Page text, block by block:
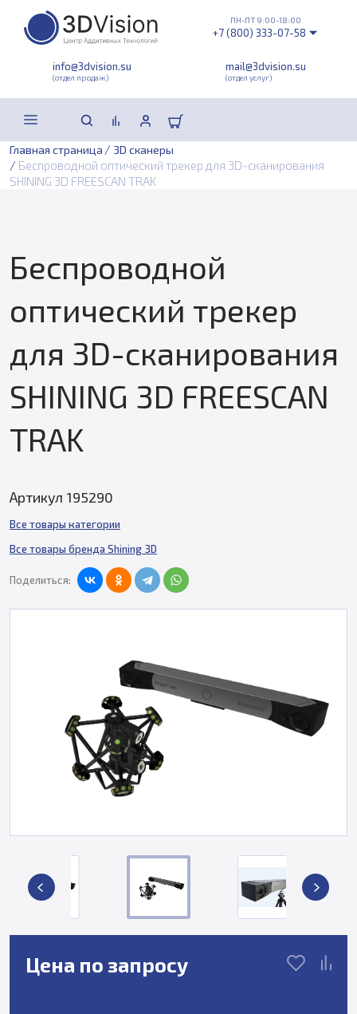
info@3dvision.su
(отдел продаж)
mail@3dvision.su
(отдел услуг)
ПН-ПТ 9:00-18:00
+7 (800) 333-07-58
Главная страница / 3D сканеры
/ Беспроводной оптический трекер для 3D-сканирования
SHINING 3D FREESCAN TRAK
Беспроводной
оптический трекер
для 3D-сканирования
SHINING 3D FREESCAN
TRAK
Артикул 195290
Все товары категории
Все товары бренда Shining 3D
Поделиться:
Цена по запросу